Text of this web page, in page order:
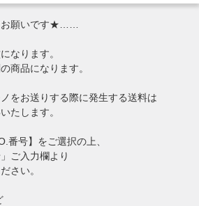
お願いです★……
なります。
商品になります。
をお送りする際に発生する送料は
たします。
号】をご選択の上、
ご入力欄より
さい。